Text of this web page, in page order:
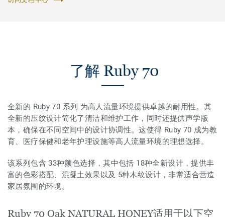
了解 Ruby 70
全新的 Ruby 70 系列 为高人流量环境提供卓越的耐用性。其
全新的压纹设计简化了清洁和维护工作，同时还提供声学版
本，确保在不同空间中的设计协调性。这使得 Ruby 70 成为教
育、医疗保健和老年护理设施等高人流量环境的理想选择。
该系列包含 33种颜色选择，其中包括 18种全新设计，提供丰
富的色彩搭配、混凝土效果以及 5种木纹设计，非常适合营造
家居氛围的环境。
Ruby 70 Oak NATURAL HONEY适用于以下空